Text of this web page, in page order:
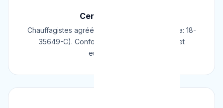
Certifié & Agréé
Chauffagistes agréés Cerga/Cedicol (N° Cerga: 18-
35649-C). Conformes aux normes belges et
européennes.